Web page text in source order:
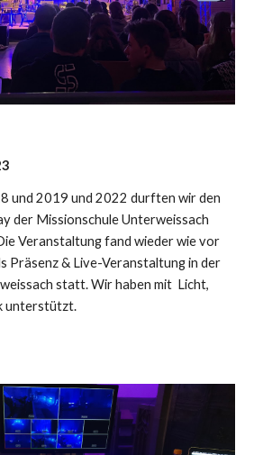
und 2019 und 2022 durften wir den
der Missionschule Unterweissach
Veranstaltung fand wieder wie vor
Präsenz & Live-Veranstaltung in der
statt. Wir haben mit Licht,
unterstützt.